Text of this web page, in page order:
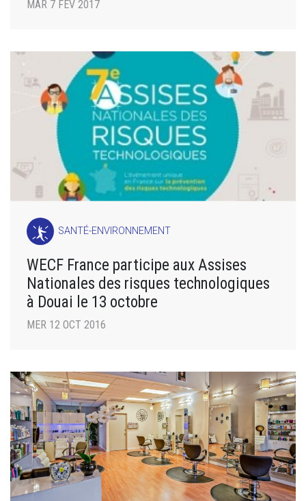
MAR 7 FÉV 2017
SANTÉ-ENVIRONNEMENT
WECF France participe aux Assises
Nationales des risques technologiques
à Douai le 13 octobre
MER 12 OCT 2016